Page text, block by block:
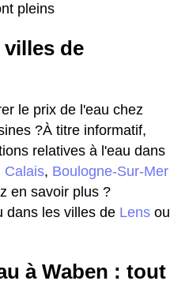
pleins
de
le prix de l'eau chez
?À titre informatif,
relatives à l'eau dans
Calais, Boulogne-Sur-Mer
en savoir plus ?
dans les villes de Lens ou
à Waben : tout